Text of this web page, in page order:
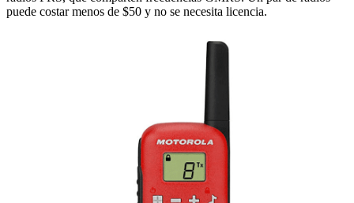
puede costar menos de $50 y no se necesita licencia.